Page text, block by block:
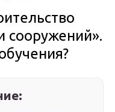
сооружений».